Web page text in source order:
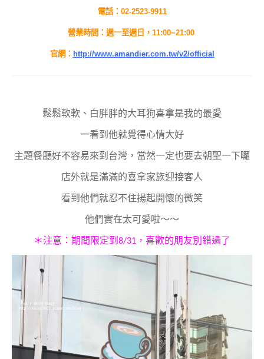
電話：02-2523-9911
營業時間：週一至週日，11:00~21:00
官網： http://www.amandier.com.tw/v2/official
鬆鬆軟軟、白胖胖的大耳狗喜拿是我的最愛
一看到他就覺得心情大好
主題餐廳好不容易來到台灣，當然一定也要去朝聖一下囉
店外就是滿滿的喜拿家族迎接客人
看到他們就忍不住揚起開懷的微笑
他們實在太可愛啦～～
＊注意：期間限定到8/31，喜歡的朋友別錯過了